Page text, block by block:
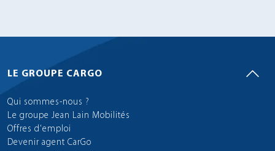
LE GROUPE CARGO
Qui sommes-nous ?
Le groupe Jean Lain Mobilités
Offres d'emploi
Devenir agent CarGo